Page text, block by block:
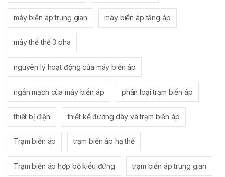
máy biến áp trung gian máy biến áp tăng áp
máy thế thế 3 pha
nguyên lý hoạt động của máy biến áp
ngắn mạch của máy biến áp phân loại trạm biến áp
thiết bị điện thiết kế đường dây và trạm biến áp
Trạm biến áp trạm biến áp hạ thế
Trạm biến áp hợp bộ kiểu đứng trạm biến áp trung gian